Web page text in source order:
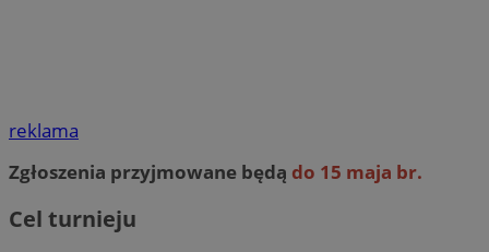
reklama
Zgłoszenia przyjmowane będą do 15 maja br.
Cel turnieju